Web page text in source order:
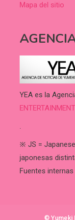
Mapa del sitio
YEA es la
.
※ JS =
japonesas
Fuentes
© Yumeki